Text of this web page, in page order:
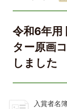
令和6年用
ター原画
しました
入賞者名